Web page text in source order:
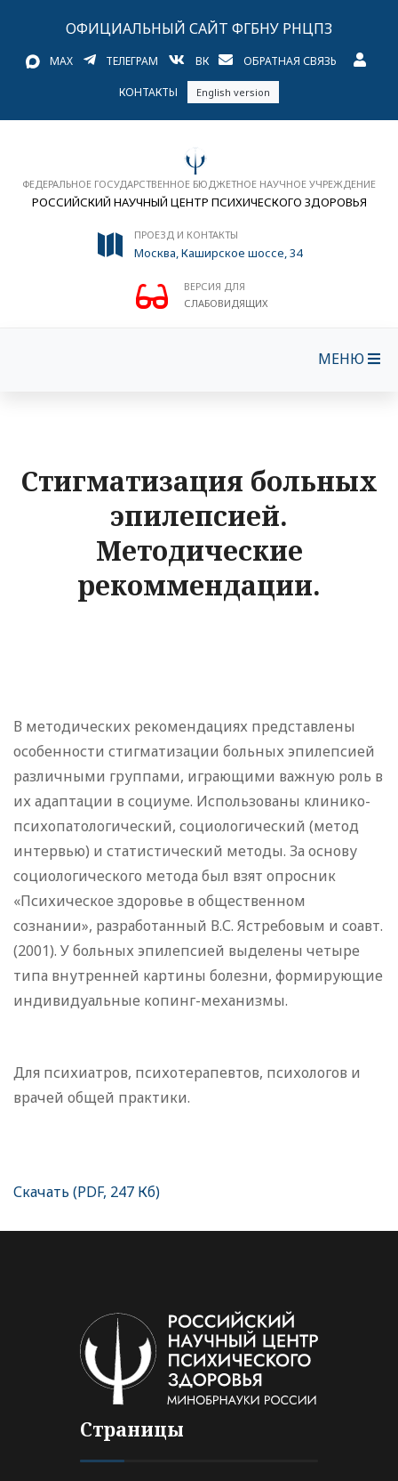
ОФИЦИАЛЬНЫЙ САЙТ ФГБНУ РНЦПЗ
MAX ТЕЛЕГРАМ ВК ОБРАТНАЯ СВЯЗЬ
КОНТАКТЫ English version
ФЕДЕРАЛЬНОЕ ГОСУДАРСТВЕННОЕ БЮДЖЕТНОЕ НАУЧНОЕ УЧРЕЖДЕНИЕ
РОССИЙСКИЙ НАУЧНЫЙ ЦЕНТР ПСИХИЧЕСКОГО ЗДОРОВЬЯ
ПРОЕЗД И КОНТАКТЫ
Москва, Каширское шоссе, 34
ВЕРСИЯ ДЛЯ
СЛАБОВИДЯЩИХ
МЕНЮ
Стигматизация больных
эпилепсией.
Методические
рекоммендации.
В методических рекомендациях представлены
особенности стигматизации больных эпилепсией
различными группами, играющими важную роль в
их адаптации в социуме. Использованы клинико-
психопатологический, социологический (метод
интервью) и статистический методы. За основу
социологического метода был взят опросник
«Психическое здоровье в общественном
сознании», разработанный В.С. Ястребовым и соавт.
(2001). У больных эпилепсией выделены четыре
типа внутренней картины болезни, формирующие
индивидуальные копинг-механизмы.
Для психиатров, психотерапевтов, психологов и
врачей общей практики.
Скачать (PDF, 247 Кб)
Страницы